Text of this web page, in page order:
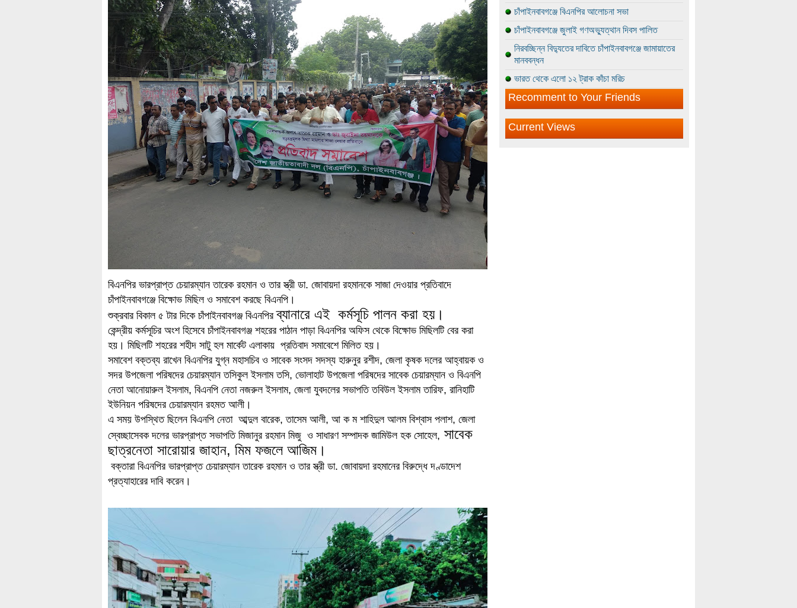
বিএনপির ভারপ্রাপ্ত চেয়ারম্যান তারেক রহমান ও তার স্ত্রী ডা. জোবায়দা রহমানকে সাজা দেওয়ার প্রতিবাদে
চাঁপাইনবাবগঞ্জে বিক্ষোভ মিছিল ও সমাবেশ করছে বিএনপি।
শুক্রবার বিকাল ৫ টার দিকে চাঁপাইনবাবগঞ্জ বিএনপিরব্যানারে এই কর্মসূচি পালন করা হয়।
কেন্দ্রীয় কর্মসূচির অংশ হিসেবে চাঁপাইনবাবগঞ্জ শহরের পাঠান পাড়া বিএনপির অফিস থেকে বিক্ষোভ মিছিলটি বের করা
হয়। মিছিলটি শহরের শহীদ সাটু হল মার্কেট এলাকায় প্রতিবাদ সমাবেশে মিলিত হয়।
সমাবেশ বক্তব্য রাখেন বিএনপির যুগ্ন মহাসচিব ও সাবেক সংসদ সদস্য হারুনুর রশীদ, জেলা কৃষক দলের আহ্বায়ক ও
সদর উপজেলা পরিষদের চেয়ারম্যান তসিকুল ইসলাম তসি, ভোলাহাট উপজেলা পরিষদের সাবেক চেয়ারম্যান ও বিএনপি
নেতা আনোয়ারুল ইসলাম, বিএনপি নেতা নজরুল ইসলাম, জেলা যুবদলের সভাপতি তবিউল ইসলাম তারিফ, রানিহাটি
ইউনিয়ন পরিষদের চেয়ারম্যান রহমত আলী।
এ সময় উপস্থিত ছিলেন বিএনপি নেতা আব্দুল বারেক, তাসেম আলী, আ ক ম শাহিদুল আলম বিশ্বাস পলাশ, জেলা
স্বেচ্ছাসেবক দলের ভারপ্রাপ্ত সভাপতি মিজানুর রহমান মিজু ও সাধারণ সম্পাদক জামিউল হক সোহেল, সাবেক
ছাত্রনেতা সারোয়ার জাহান, মিম ফজলে আজিম।
বক্তারা বিএনপির ভারপ্রাপ্ত চেয়ারম্যান তারেক রহমান ও তার স্ত্রী ডা. জোবায়দা রহমানের বিরুদ্ধে দণ্ডাদেশ
প্রত্যাহারের দাবি করেন।
চাঁপাইনবাবগঞ্জে বিএনপির আলোচনা সভা
চাঁপাইনবাবগঞ্জে জুলাই গণঅভ্যুত্থান দিবস পালিত
নিরবচ্ছিন্ন বিদ্যুতের দাবিতে চাঁপাইনবাবগঞ্জে জামায়াতের
মানববন্ধন
ভারত থেকে এলো ১২ ট্রাক কাঁচা মরিচ
Recomment to Your Friends
Current Views